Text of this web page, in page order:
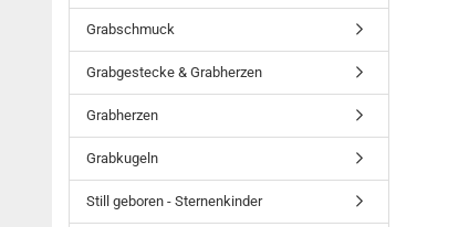
Grabschmuck
Grabgestecke & Grabherzen
Grabherzen
Grabkugeln
Still geboren - Sternenkinder